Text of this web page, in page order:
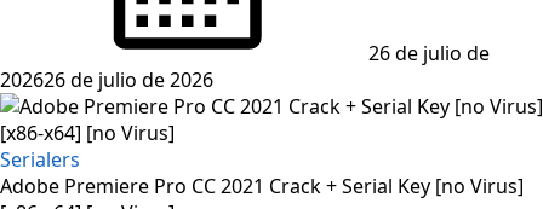
26 de julio de
202626 de julio de 2026
Serialers
Adobe Premiere Pro CC 2021 Crack + Serial Key [no Virus]